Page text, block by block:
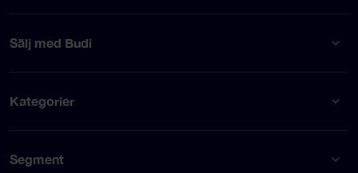
Sälj med Budi
Kategorier
Segment